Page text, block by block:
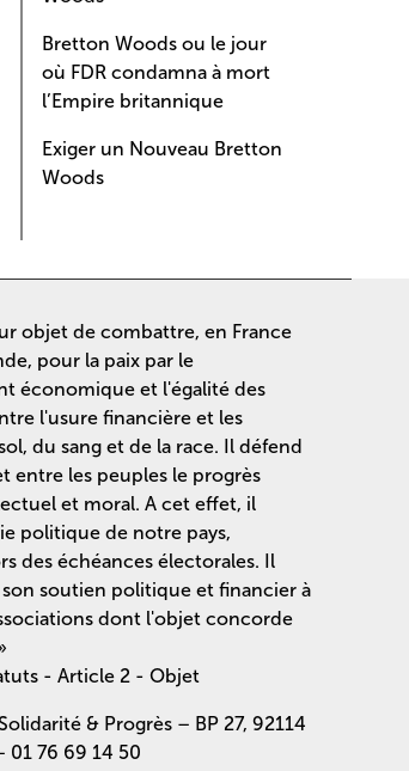
Bretton Woods ou le jour
où FDR condamna à mort
l’Empire britannique
Exiger un Nouveau Bretton
Woods
objet de combattre, en France
pour la paix par le
économique et l'égalité des
l'usure financière et les
du sang et de la race. Il défend
entre les peuples le progrès
et moral. A cet effet, il
politique de notre pays,
des échéances électorales. Il
soutien politique et financier à
dont l'objet concorde
- Article 2 - Objet
& Progrès – BP 27, 92114
01 76 69 14 50